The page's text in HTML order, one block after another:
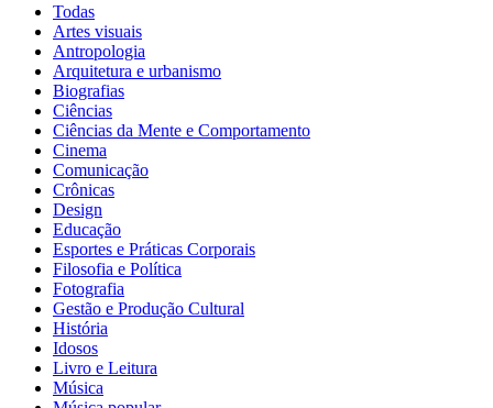
Todas
Artes visuais
Antropologia
Arquitetura e urbanismo
Biografias
Ciências
Ciências da Mente e Comportamento
Cinema
Comunicação
Crônicas
Design
Educação
Esportes e Práticas Corporais
Filosofia e Política
Fotografia
Gestão e Produção Cultural
História
Idosos
Livro e Leitura
Música